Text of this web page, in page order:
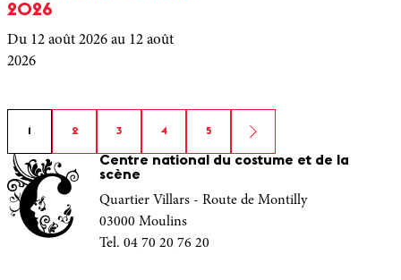
2026
Du 12 août 2026 au 12 août
2026
1 2 3 4 5
Centre national du costume et de la
scène
Quartier Villars - Route de Montilly
03000 Moulins
Tel. 04 70 20 76 20